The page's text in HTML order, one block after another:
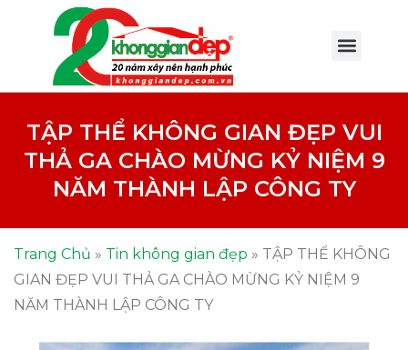
TẬP THỂ KHÔNG GIAN ĐẸP VUI
THẢ GA CHÀO MỪNG KỶ NIỆM 9
NĂM THÀNH LẬP CÔNG TY
Trang Chủ » Tin không gian đẹp » TẬP THỂ KHÔNG
GIAN ĐẸP VUI THẢ GA CHÀO MỪNG KỶ NIỆM 9
NĂM THÀNH LẬP CÔNG TY